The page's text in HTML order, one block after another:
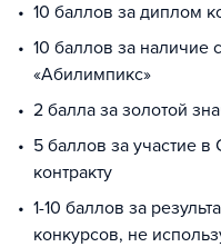
10 баллов за диплом
10 баллов за наличие
«Абилимпикс»
2 балла за золотой
5 баллов за участие
контракту
1-10 баллов за
конкурсов, не